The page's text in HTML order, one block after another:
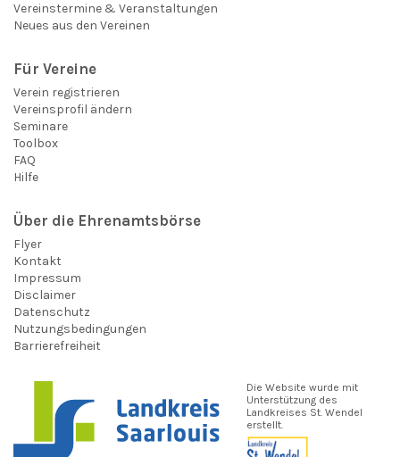
Vereinstermine & Veranstaltungen
Neues aus den Vereinen
Für Vereine
Verein registrieren
Vereinsprofil ändern
Seminare
Toolbox
FAQ
Hilfe
Über die Ehrenamtsbörse
Flyer
Kontakt
Impressum
Disclaimer
Datenschutz
Nutzungsbedingungen
Barrierefreiheit
Die Website wurde mit
Unterstützung des
Landkreises St. Wendel
erstellt.